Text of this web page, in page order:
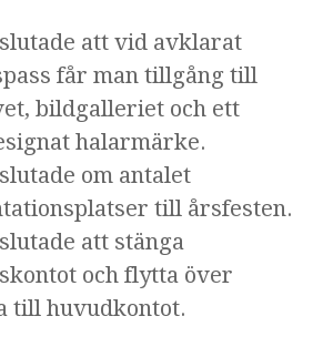
att vid avklarat
får man tillgång till
bildgalleriet och ett
halarmärke.
om antalet
till årsfesten.
att stänga
och flytta över
till huvudkontot.